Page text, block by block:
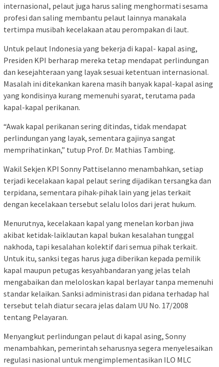
internasional, pelaut juga harus saling menghormati sesama
profesi dan saling membantu pelaut lainnya manakala
tertimpa musibah kecelakaan atau perompakan di laut.
Untuk pelaut Indonesia yang bekerja di kapal- kapal asing,
Presiden KPI berharap mereka tetap mendapat perlindungan
dan kesejahteraan yang layak sesuai ketentuan internasional.
Masalah ini ditekankan karena masih banyak kapal-kapal asing
yang kondisinya kurang memenuhi syarat, terutama pada
kapal-kapal perikanan.
“Awak kapal perikanan sering ditindas, tidak mendapat
perlindungan yang layak, sementara gajinya sangat
memprihatinkan,” tutup Prof. Dr. Mathias Tambing.
Wakil Sekjen KPI Sonny Pattiselanno menambahkan, setiap
terjadi kecelakaan kapal pelaut sering dijadikan tersangka dan
terpidana, sementara pihak-pihak lain yang jelas terkait
dengan kecelakaan tersebut selalu lolos dari jerat hukum.
Menurutnya, kecelakaan kapal yang menelan korban jiwa
akibat ketidak-laiklautan kapal bukan kesalahan tunggal
nakhoda, tapi kesalahan kolektif dari semua pihak terkait.
Untuk itu, sanksi tegas harus juga diberikan kepada pemilik
kapal maupun petugas kesyahbandaran yang jelas telah
mengabaikan dan meloloskan kapal berlayar tanpa memenuhi
standar kelaikan. Sanksi administrasi dan pidana terhadap hal
tersebut telah diatur secara jelas dalam UU No. 17/2008
tentang Pelayaran.
Menyangkut perlindungan pelaut di kapal asing, Sonny
menambahkan, pemerintah seharusnya segera menyelesaikan
regulasi nasional untuk mengimplementasikan ILO MLC